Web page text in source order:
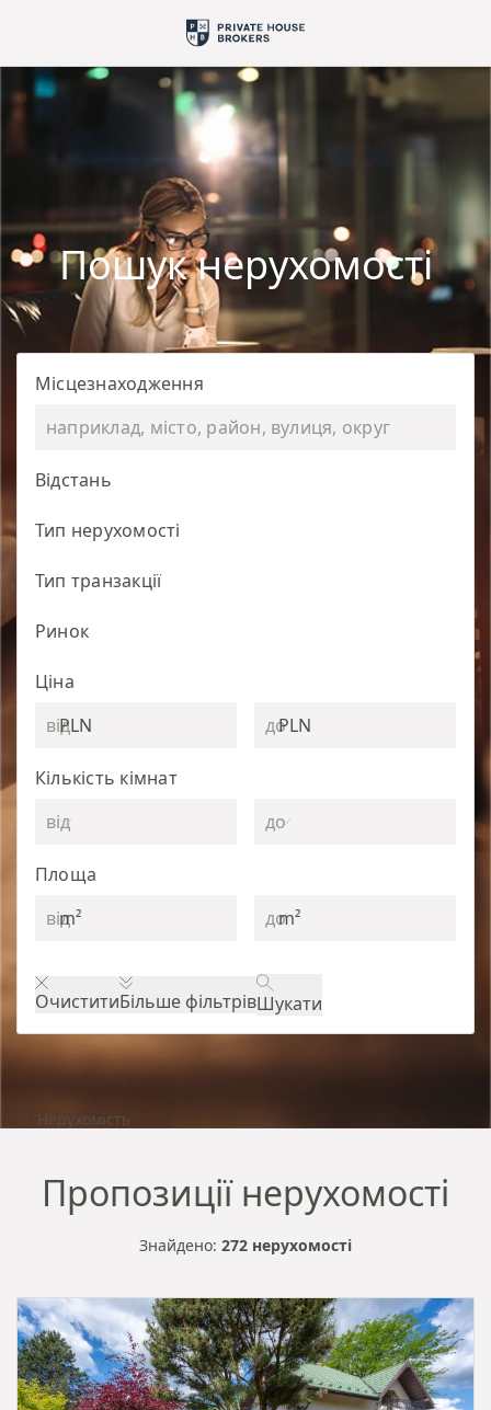
Пошук нерухомості
Місцезнаходження
Відстань
Тип нерухомості
Тип транзакції
Ринок
Ціна
PLN
PLN
Кількість кімнат
Площа
m²
m²
ОчиститиБільше фільтрівШукати
Нерухомість
Пропозиції нерухомості
Знайдено: 272 нерухомості